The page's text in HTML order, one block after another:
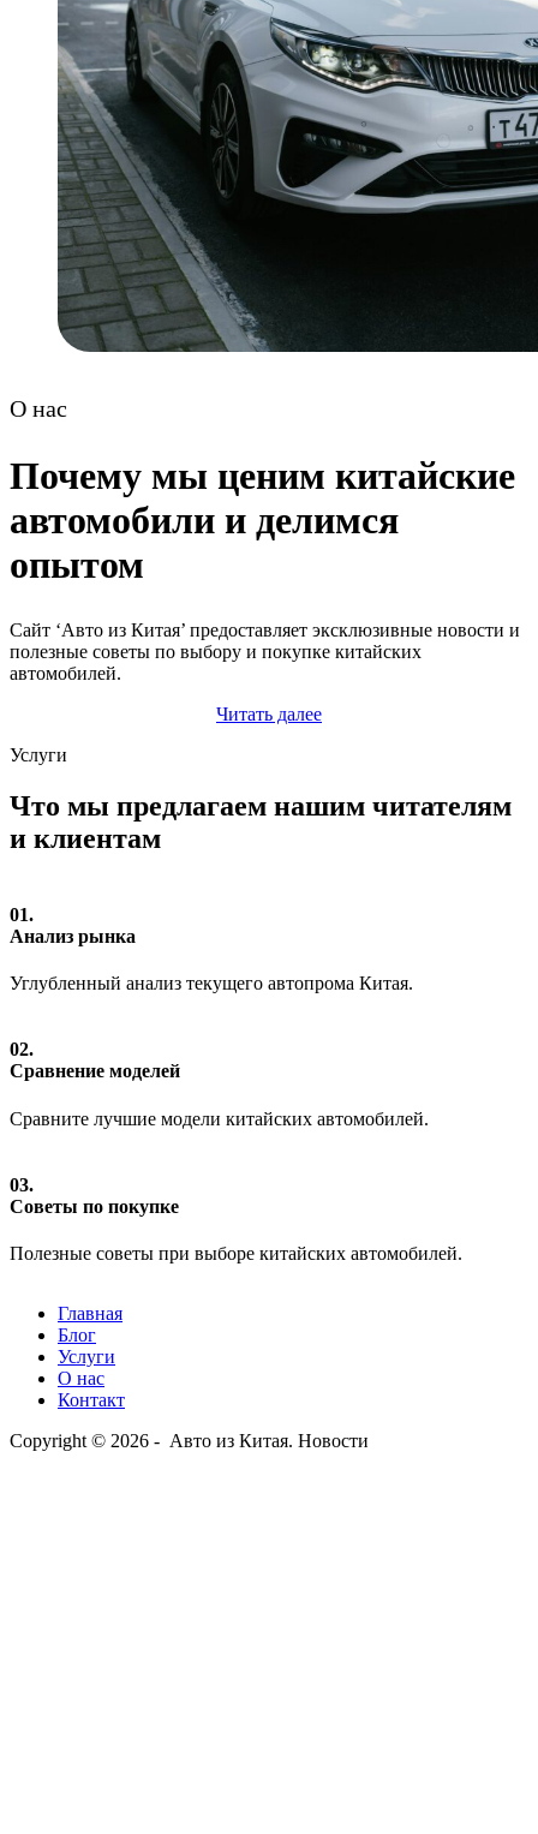
О нас
Почему мы ценим китайские
автомобили и делимся
опытом
Сайт ‘Авто из Китая’ предоставляет эксклюзивные новости и
полезные советы по выбору и покупке китайских
автомобилей.
Читать далее
Услуги
Что мы предлагаем нашим читателям
и клиентам
01.
Анализ рынка
Углубленный анализ текущего автопрома Китая.
02.
Сравнение моделей
Сравните лучшие модели китайских автомобилей.
03.
Советы по покупке
Полезные советы при выборе китайских автомобилей.
Главная
Блог
Услуги
О нас
Контакт
Copyright © 2026 - Авто из Китая. Новости